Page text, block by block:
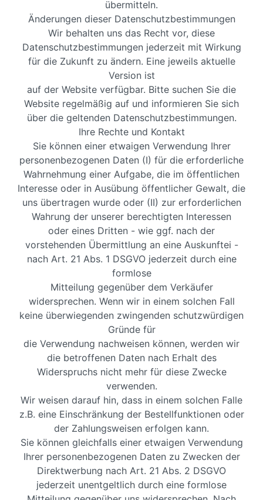
übermitteln.
Änderungen dieser Datenschutzbestimmungen
Wir behalten uns das Recht vor, diese
Datenschutzbestimmungen jederzeit mit Wirkung
für die Zukunft zu ändern. Eine jeweils aktuelle
Version ist
auf der Website verfügbar. Bitte suchen Sie die
Website regelmäßig auf und informieren Sie sich
über die geltenden Datenschutzbestimmungen.
Ihre Rechte und Kontakt
Sie können einer etwaigen Verwendung Ihrer
personenbezogenen Daten (I) für die erforderliche
Wahrnehmung einer Aufgabe, die im öffentlichen
Interesse oder in Ausübung öffentlicher Gewalt, die
uns übertragen wurde oder (II) zur erforderlichen
Wahrung der unserer berechtigten Interessen
oder eines Dritten - wie ggf. nach der
vorstehenden Übermittlung an eine Auskunftei -
nach Art. 21 Abs. 1 DSGVO jederzeit durch eine
formlose
Mitteilung gegenüber dem Verkäufer
widersprechen. Wenn wir in einem solchen Fall
keine überwiegenden zwingenden schutzwürdigen
Gründe für
die Verwendung nachweisen können, werden wir
die betroffenen Daten nach Erhalt des
Widerspruchs nicht mehr für diese Zwecke
verwenden.
Wir weisen darauf hin, dass in einem solchen Falle
z.B. eine Einschränkung der Bestellfunktionen oder
der Zahlungsweisen erfolgen kann.
Sie können gleichfalls einer etwaigen Verwendung
Ihrer personenbezogenen Daten zu Zwecken der
Direktwerbung nach Art. 21 Abs. 2 DSGVO
jederzeit unentgeltlich durch eine formlose